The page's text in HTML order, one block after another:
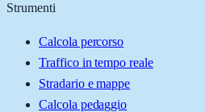
Strumenti
Calcola percorso
Traffico in tempo reale
Stradario e mappe
Calcola pedaggio